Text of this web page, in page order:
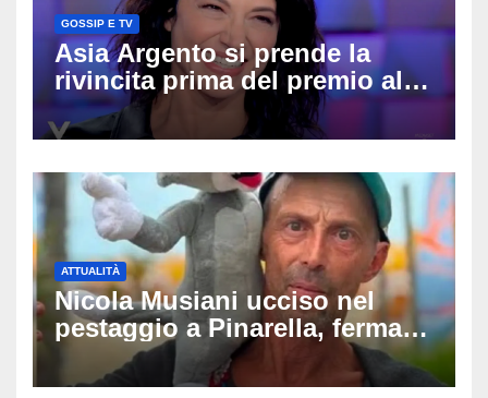
GOSSIP E TV
Asia Argento si prende la
rivincita prima del premio alla
carriera: «Mi chiamano
raccomandata e cagna»
ATTUALITÀ
Nicola Musiani ucciso nel
pestaggio a Pinarella, fermati
quattro giovani: la svolta
dopo video, intercettazioni e